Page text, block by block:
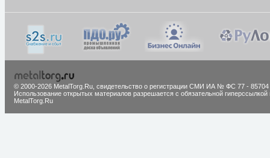
© 2000-2026 MetalTorg.Ru, cвидетельство о регистрации СМИ ИА № ФС 77 - 85704
Использование открытых материалов разрешается с обязательной гиперссылкой
MetalTorg.Ru